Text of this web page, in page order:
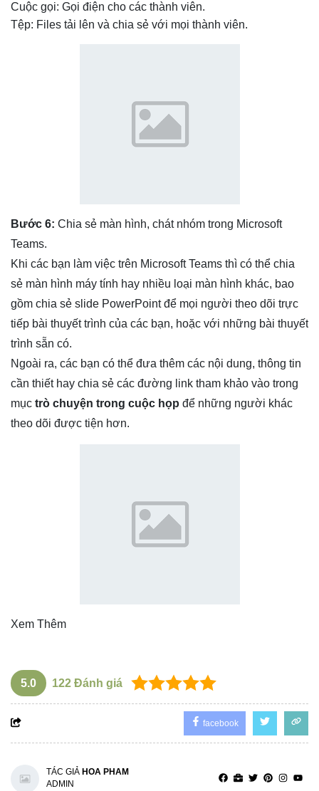
Cuộc gọi: Gọi điện cho các thành viên.
Tệp: Files tải lên và chia sẻ với mọi thành viên.
Bước 6: Chia sẻ màn hình, chát nhóm trong Microsoft
Teams.
Khi các bạn làm việc trên Microsoft Teams thì có thể chia
sẻ màn hình máy tính hay nhiều loại màn hình khác, bao
gồm chia sẻ slide PowerPoint để mọi người theo dõi trực
tiếp bài thuyết trình của các bạn, hoặc với những bài thuyết
trình sẵn có.
Ngoài ra, các bạn có thể đưa thêm các nội dung, thông tin
cần thiết hay chia sẻ các đường link tham khảo vào trong
mục trò chuyện trong cuộc họp để những người khác
theo dõi được tiện hơn.
Xem Thêm
5.0 122 Đánh giá
facebook
TÁC GIẢ HOA PHAM
ADMIN